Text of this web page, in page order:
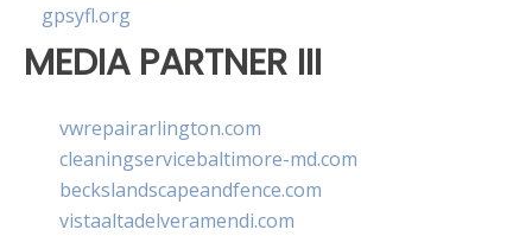
gpsyfl.org
MEDIA PARTNER III
vwrepairarlington.com
cleaningservicebaltimore-md.com
beckslandscapeandfence.com
vistaaltadelveramendi.com